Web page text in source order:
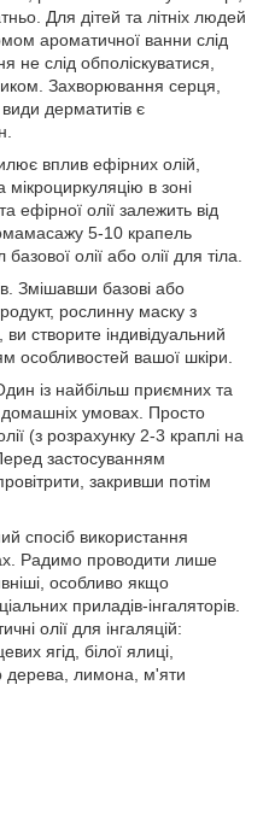
Для дітей та літніх людей
ароматичної ванни слід
слід обполіскуватися,
Захворювання серця,
дерматитів є
вплив ефірних олій,
в зоні
олії залежить від
5-10 крапель
олії або олії для тіла.
Змішавши базові або
рослинну маску з
створите індивідуальний
особливостей вашої шкіри.
із найбільш приємних та
домашніх умовах. Просто
(з розрахунку 2-3 краплі на
застосуванням
закривши потім
спосіб використання
Радимо проводити лише
особливо якщо
приладів-інгаляторів.
олії для інгаляцій:
ягід, білої ялиці,
дерева, лимона, м'яти